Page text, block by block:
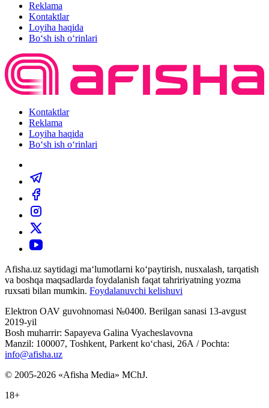
Reklama
Kontaktlar
Loyiha haqida
Bo‘sh ish o‘rinlari
Kontaktlar
Reklama
Loyiha haqida
Bo‘sh ish o‘rinlari
Afisha.uz saytidagi ma‘lumotlarni ko‘paytirish, nusxalash, tarqatish
va boshqa maqsadlarda foydalanish faqat tahririyatning yozma
ruxsati bilan mumkin. Foydalanuvchi kelishuvi
Elektron OAV guvohnomasi №0400. Berilgan sanasi 13-avgust
2019-yil
Bosh muharrir: Sapayeva Galina Vyacheslavovna
Manzil: 100007, Toshkent, Parkent ko‘chasi, 26А / Pochta:
info@afisha.uz
© 2005-2026 «Afisha Media» MChJ.
18+